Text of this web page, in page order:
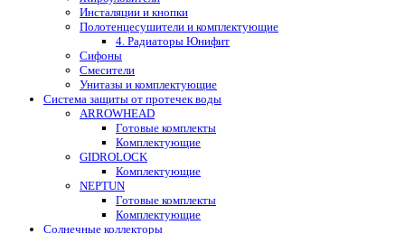
Инсталяции и кнопки
Полотенцесушители и комплектующие
4. Радиаторы Юнифит
Сифоны
Смесители
Унитазы и комплектующие
Система защиты от протечек воды
ARROWHEAD
Готовые комплекты
Комплектующие
GIDROLOCK
Комплектующие
NEPTUN
Готовые комплекты
Комплектующие
Солнечные коллекторы